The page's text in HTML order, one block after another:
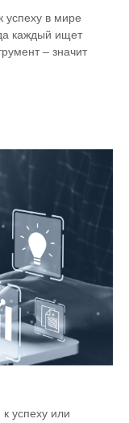
успеху в мире
каждый ищет
– значит
успеху или